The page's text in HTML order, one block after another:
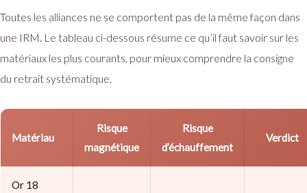
Toutes les alliances ne se comportent pas de la même façon dans
une IRM. Le tableau ci-dessous résume ce qu’il faut savoir sur les
matériaux les plus courants, pour mieux comprendre la consigne
du retrait systématique.
Matériau
Risque
magnétique
Risque
d’échauffement
Verdict
Or 18